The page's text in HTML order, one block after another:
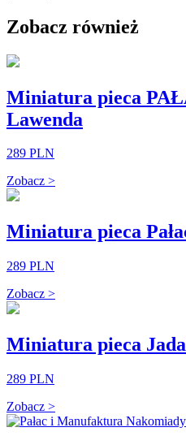
Zobacz również
Miniatura pieca
Lawenda
289 PLN
Zobacz >
Miniatura pieca
289 PLN
Zobacz >
Miniatura pieca
289 PLN
Zobacz >